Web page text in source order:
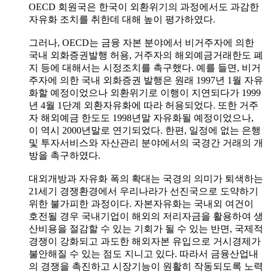
OECD 회원국은 한국이 외환위기의 과정에서도 과감한
자유화 조치를 취한데 대해 높이 평가하였다.
그러나, OECD는 금융 자본 분야에서 비거주자에 의한
국내 외화증권발행 허용, 거주자의 해외예금거래한도 폐
지 등에 대해서는 시정조치를 촉구했다. 예를 들면, 비거
주자에 의한 국내 외화증권 발행은 원래 1997년 1월 자유
화할 예정이었으나 외환위기로 이행이 지연되다가 1999
년 4월 1단계 외환자유화에 따라 허용되었다. 또한 거주
자 해외예금 한도도 1998년말 자유화될 예정이었으나,
이 역시 2000년말로 연기되었다. 한편, 일정에 없는 은행
및 투자서비스와 자산관리 분야에서의 국경간 거래의 개
방을 촉구하였다.
대외개방과 자유화 폭의 확대는 국경의 의미가 퇴색하는
21세기 경쟁환경에서 우리나라가 선진국으로 도약하기
위한 불가피한 과정이다. 자본자유화는 국내외 여건이
호전될 경우 국내기업이 해외의 저리자금을 활용하여 생
산비용을 절감할 수 있는 기회가 될 수 있는 반면, 국제적
경쟁이 강화되고 과도한 해외자본 유입으로 거시경제가
불안해질 수 있는 점도 지니고 있다. 따라서 금융산업내
의 경쟁을 촉진하고 시장기능이 원활히 작동되도록 노력